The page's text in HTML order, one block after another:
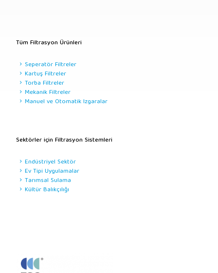
Tüm Filtrasyon Ürünleri
Seperatör Filtreler
Kartuş Filtreler
Torba Filtreler
Mekanik Filtreler
Manuel ve Otomatik Izgaralar
Sektörler için Filtrasyon Sistemleri
Endüstriyel Sektör
Ev Tipi Uygulamalar
Tarımsal Sulama
Kültür Balıkçılığı